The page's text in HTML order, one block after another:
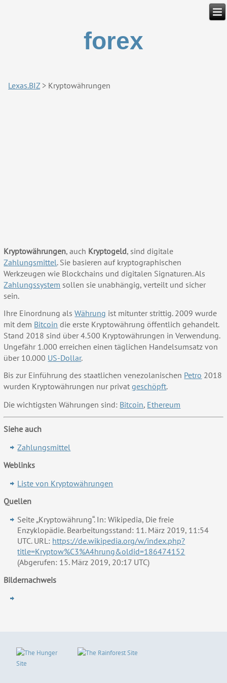
forex
Lexas.BIZ > Kryptowährungen
Kryptowährungen, auch Kryptogeld, sind digitale
Zahlungsmittel. Sie basieren auf kryptographischen
Werkzeugen wie Blockchains und digitalen Signaturen. Als
Zahlungssystem sollen sie unabhängig, verteilt und sicher
sein.
Ihre Einordnung alsWährung ist mitunter strittig. 2009 wurde
mit dem Bitcoin die erste Kryptowährung öffentlich gehandelt.
Stand 2018 sind über 4.500 Kryptowährungen in Verwendung.
Ungefähr 1.000 erreichen einen täglichen Handelsumsatz von
über 10.000 US-Dollar.
Bis zur Einführung des staatlichen venezolanischen Petro 2018
wurden Kryptowährungen nur privatgeschöpft.
Die wichtigsten Währungen sind: Bitcoin, Ethereum
Siehe auch
Zahlungsmittel
Weblinks
Liste von Kryptowährungen
Quellen
Seite „Kryptowährung“. In: Wikipedia, Die freie
Enzyklopädie. Bearbeitungsstand: 11. März 2019, 11:54
UTC. URL: https://de.wikipedia.org/w/index.php?
title=Kryptow%C3%A4hrung&oldid=186474152
(Abgerufen: 15. März 2019, 20:17 UTC)
Bildernachweis